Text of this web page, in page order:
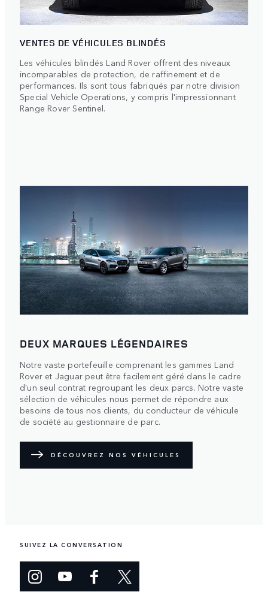
VENTES DE VÉHICULES BLINDÉS
Les véhicules blindés Land Rover offrent des niveaux
incomparables de protection, de raffinement et de
performances. Ils sont tous fabriqués par notre division
Special Vehicle Operations, y compris l'impressionnant
Range Rover Sentinel.
DEUX MARQUES LÉGENDAIRES
Notre vaste portefeuille comprenant les gammes Land
Rover et Jaguar peut être facilement géré dans le cadre
d'un seul contrat regroupant les deux parcs. Notre vaste
sélection de véhicules nous permet de répondre aux
besoins de tous nos clients, du conducteur de véhicule
de société au gestionnaire de parc.
DÉCOUVREZ NOS VÉHICULES
SUIVEZ LA CONVERSATION